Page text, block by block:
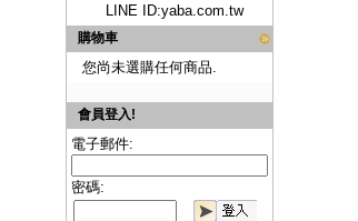
LINE ID:yaba.com.tw
購物車
您尚未選購任何商品.
會員登入!
電子郵件:
密碼: